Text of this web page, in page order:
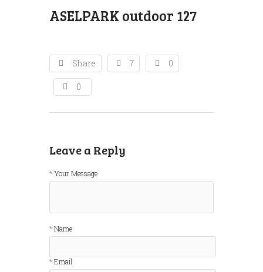
ASELPARK outdoor 127
Share 7 0
0
Leave a Reply
Your Message
Name
Email